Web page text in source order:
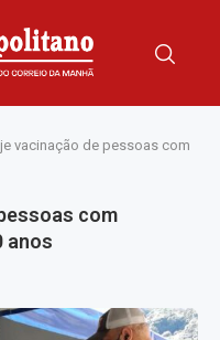
vacinação de pessoas com
com
anos